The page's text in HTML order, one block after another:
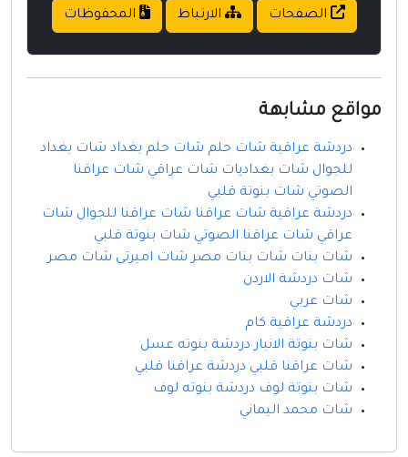
الصفحات الارتباط المحفوظات
مواقع مشابهة
دردشة عراقية شات حلم شات حلم بغداد شات بغداد
للجوال شات بغداديات شات عراقي شات عراقنا
الصوتي شات بنوتة قلبي
دردشة عراقية شات عراقنا شات عراقنا للجوال شات
عراقي شات عراقنا الصوتي شات بنوتة قلبي
شات بنات شات بنات مصر شات اميرتى شات مصر
شات دردشة الاردن
شات عربي
دردشة عراقية كام
شات بنوتة الانبار دردشة بنوته عسل
شات عراقنا قلبي دردشة عراقنا قلبي
شات بنوتة لوف دردشة بنوته لوف
شات محمد اليماني